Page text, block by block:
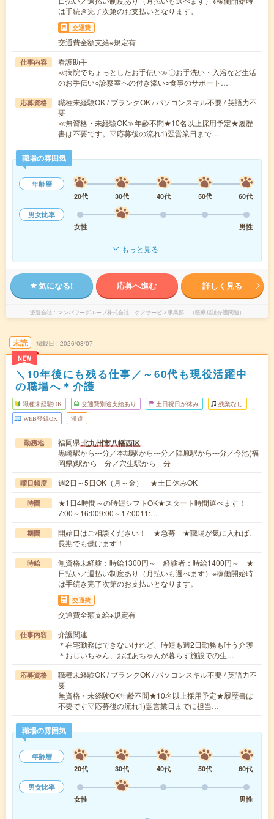
は手続き完了次第のお支払いとなります。
交通費
交通費全額支給※規定有
仕事内容
看護助手
≪病院でちょっとしたお手伝い≫〇お手洗い・入浴など生活
のお手伝い○診察室への付き添い○食事のサポート…
応募資格
職種未経験OK / ブランクOK / パソコンスキル不要 / 英語力不
要
≪無資格・未経験OK≫年齢不問★10名以上採用予定★履歴
書は不要です。▽応募後の流れ1)翌営業日まで…
職場の雰囲気
年齢層
20代
30代 40代 50代
60代
男女比率
女性
男性
もっと見る
気になる! 応募へ進む 詳しく見る
派遣会社 マンパワーグループ株式会社 ケアサービス事業部 （医療福祉介護関連）
未読
NEW
掲載日 2026/08/07
＼10年後にも残る仕事／～60代も現役活躍中
の職場へ＊介護
職種未経験OK 交通費別途支給あり 土日祝日が休み 残業なし
WEB登録OK 派遣
勤務地 福岡県北九州市八幡西区
黒崎駅から---分／本城駅から---分／陣原駅から---分／今池(福
岡県)駅から---分／穴生駅から---分
曜日頻度 週2日～5日OK（月～金） ★土日休みOK
時間
★1日4時間～の時短シフトOK★スタート時間選べます！
7:00～16:009:00～17:0011:…
期間
開始日はご相談ください！ ★急募 ★職場が気に入れば、
長期でも働けます！
時給
無資格未経験：時給1300円～ 経験者：時給1400円～ ★
日払い／週払い制度あり（月払いも選べます）※稼働開始時
は手続き完了次第のお支払いとなります。
交通費
交通費全額支給※規定有
仕事内容
介護関連
＊在宅勤務はできないけれど、時短も週2日勤務も叶う介護
＊おじいちゃん、おばあちゃんが暮らす施設での生…
応募資格
職種未経験OK / ブランクOK / パソコンスキル不要 / 英語力不
要
無資格・未経験OK年齢不問★10名以上採用予定★履歴書は
不要です▽応募後の流れ1)翌営業日までに担当…
職場の雰囲気
年齢層
20代
30代 40代 50代
60代
男女比率
女性
男性